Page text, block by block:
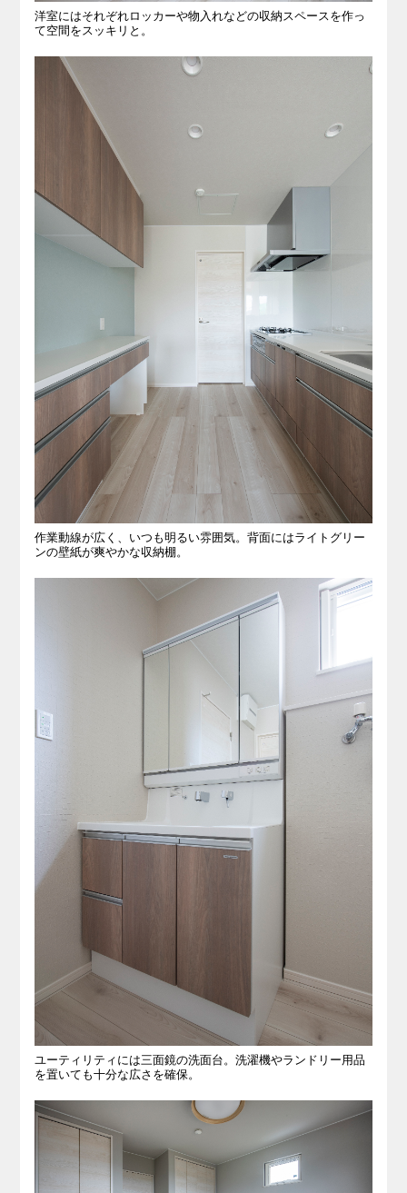
洋室にはそれぞれロッカーや物入れなどの収納スペースを作っ
て空間をスッキリと。
作業動線が広く、いつも明るい雰囲気。背面にはライトグリー
ンの壁紙が爽やかな収納棚。
ユーティリティには三面鏡の洗面台。洗濯機やランドリー用品
を置いても十分な広さを確保。